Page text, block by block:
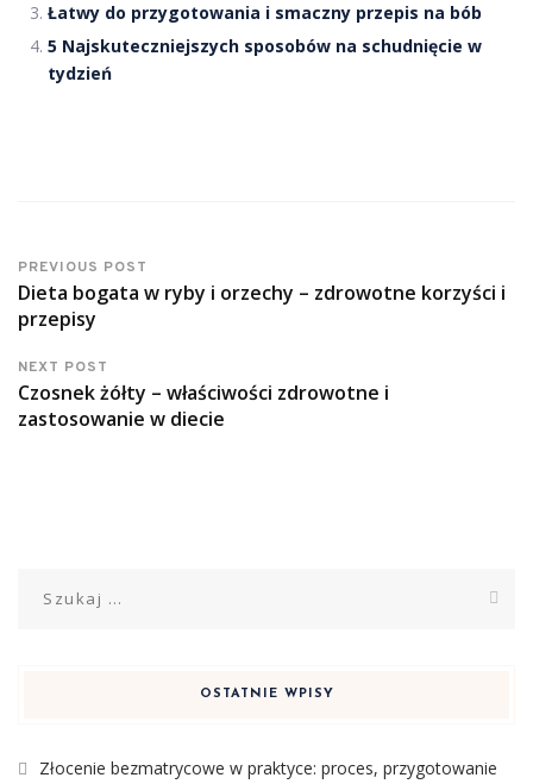
Łatwy do przygotowania i smaczny przepis na bób
5 Najskuteczniejszych sposobów na schudnięcie w
tydzień
PREVIOUS POST
Dieta bogata w ryby i orzechy – zdrowotne korzyści i
przepisy
NEXT POST
Czosnek żółty – właściwości zdrowotne i
zastosowanie w diecie
OSTATNIE WPISY
Złocenie bezmatrycowe w praktyce: proces, przygotowanie